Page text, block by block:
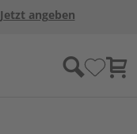
Jetzt angeben